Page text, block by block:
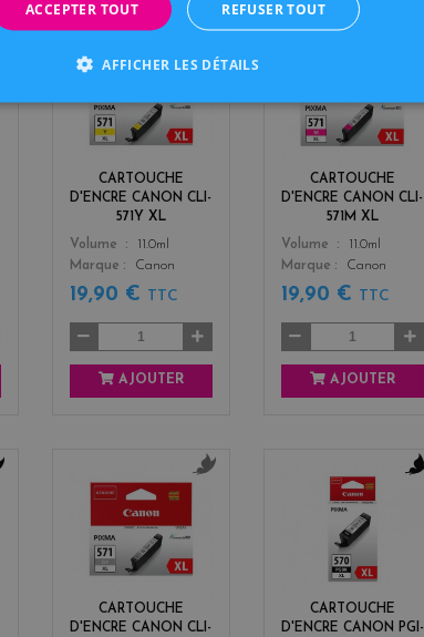
CARTOUCHE
D'ENCRE CANON CLI-
571Y XL
Color
y
l
Volume
11.0ml
Marque
Canon
19,90 € TTC
AJOUTER
CARTOUCHE
D'ENCRE CANON CLI-
571M XL
Color
g
Volume
11.0ml
Marque
Canon
19,90 € TTC
AJOUTER
CARTOUCHE
D'ENCRE CANON CLI-
CARTOUCHE
D'ENCRE CANON PGI-
ACCEPTER TOUT REFUSER TOUT
AFFICHER LES DÉTAILS